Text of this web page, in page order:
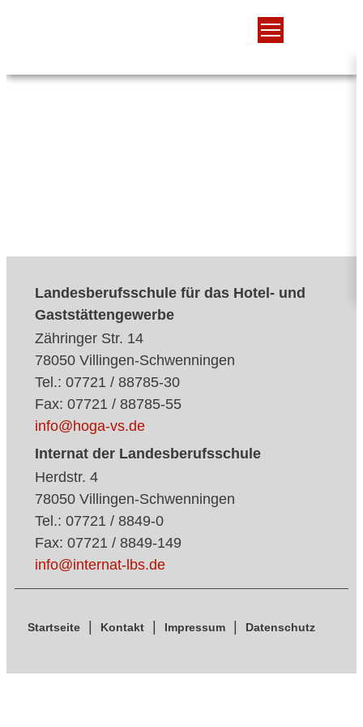
Landesberufsschule für das Hotel- und
Gaststättengewerbe
Zähringer Str. 14
78050 Villingen-Schwenningen
Tel.: 07721 / 88785-30
Fax: 07721 / 88785-55
info@hoga-vs.de
Internat der Landesberufsschule
Herdstr. 4
78050 Villingen-Schwenningen
Tel.: 07721 / 8849-0
Fax: 07721 / 8849-149
info@internat-lbs.de
Startseite Kontakt Impressum Datenschutz